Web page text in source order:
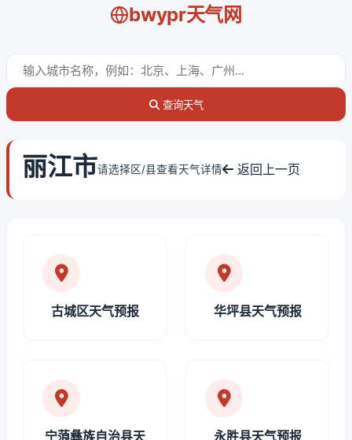
bwypr天气网
查询天气
丽江市请选择区/县查看天气详情 返回上一页
古城区天气预报 华坪县天气预报
宁蒗彝族自治县天
永胜县天气预报